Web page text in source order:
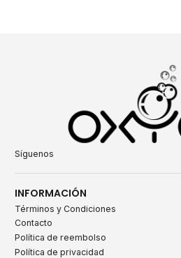
Síguenos
INFORMACIÓN
Términos y Condiciones
Contacto
Política de reembolso
Política de privacidad